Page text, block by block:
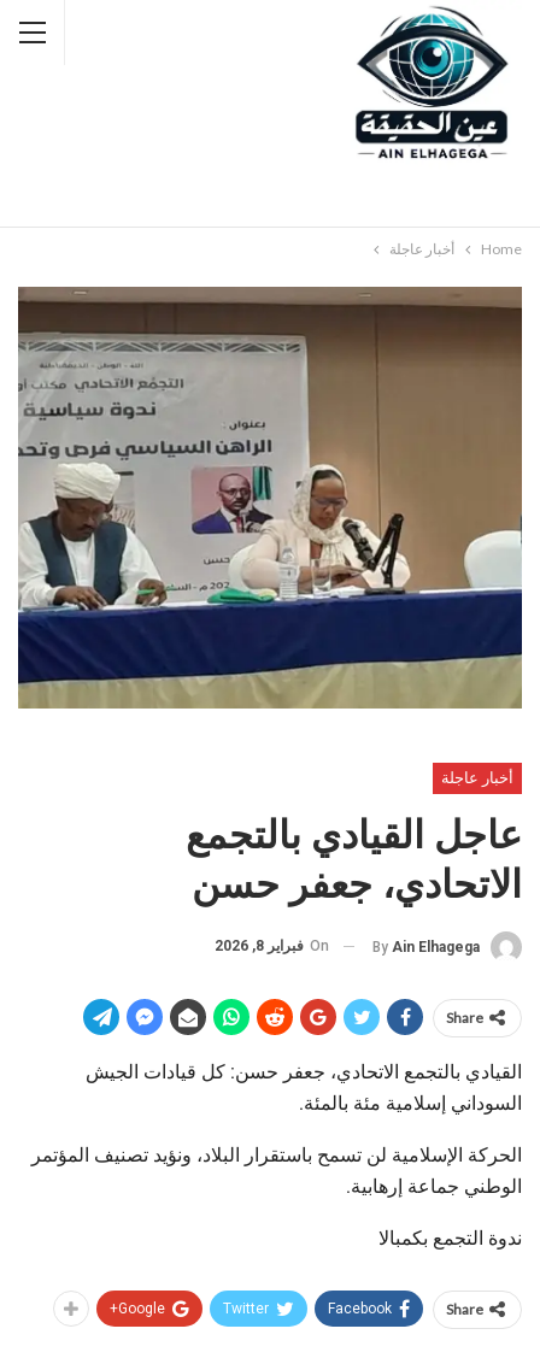
Home أخبار عاجلة
أخبار عاجلة
عاجل القيادي بالتجمع
الاتحادي، جعفر حسن
By Ain Elhagega
On فبراير 8, 2026
Share
القيادي بالتجمع الاتحادي، جعفر حسن: كل قيادات الجيش
السوداني إسلامية مئة بالمئة.
الحركة الإسلامية لن تسمح باستقرار البلاد، ونؤيد تصنيف المؤتمر
الوطني جماعة إرهابية.
ندوة التجمع بكمبالا
Share
Facebook
Twitter
Google+